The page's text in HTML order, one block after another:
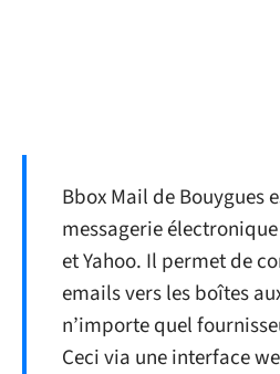
Bbox Mail de Bouygues
messagerie
et Yahoo. Il permet de
emails vers les boîtes
n’importe quel
Ceci via une interface